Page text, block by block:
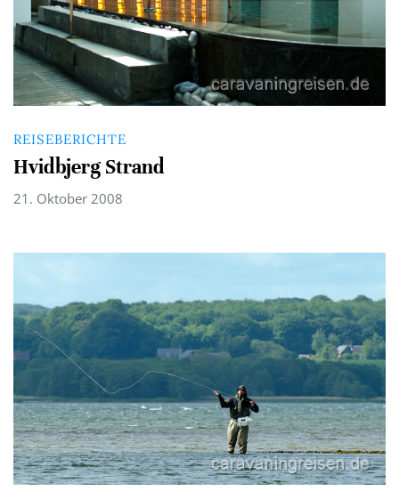
REISEBERICHTE
Hvidbjerg Strand
21. Oktober 2008